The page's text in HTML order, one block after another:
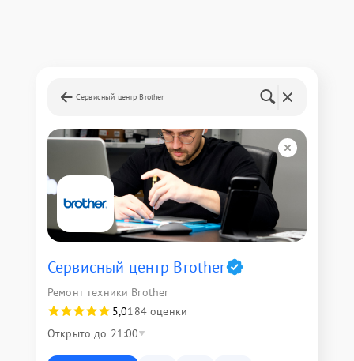
Сервисный центр Brother
Сервисный центр Brother
Ремонт техники Brother
5,0184 оценки
Открыто до 21:00